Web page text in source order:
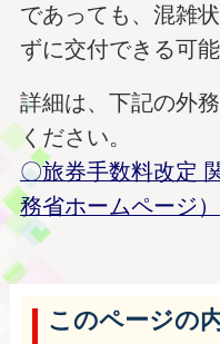
であっても、混雑
ずに交付できる可
詳細は、下記の外
ください。
〇旅券手数料改定
務省ホームページ）
このページの